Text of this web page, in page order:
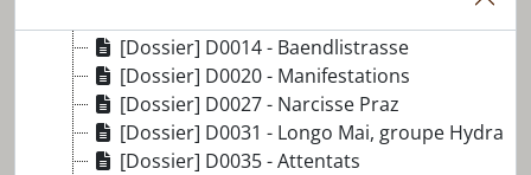
[Dossier] D0014 - Baendlistrasse
[Dossier] D0020 - Manifestations
[Dossier] D0027 - Narcisse Praz
[Dossier] D0031 - Longo Mai, groupe Hydra
[Dossier] D0035 - Attentats